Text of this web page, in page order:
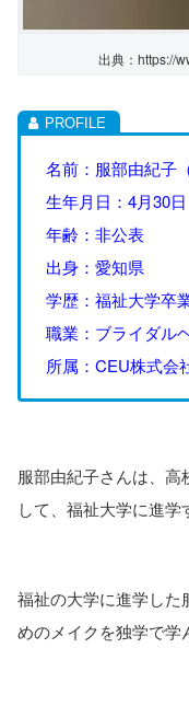
出典：https://
名前：服部由紀子
生年月日：4月30日
年齢：非公表
出身：愛知県
学歴：福祉大学卒
職業：ブライダル
所属：CEU株式
服部由紀子さんは、
して、福祉大学に進学
福祉の大学に進学した
めのメイクを独学で学